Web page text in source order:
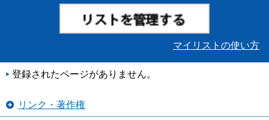
マイリストの使い方
登録されたページがありません。
リンク・著作権